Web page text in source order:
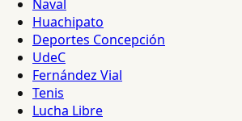
Naval
Huachipato
Deportes Concepción
UdeC
Fernández Vial
Tenis
Lucha Libre